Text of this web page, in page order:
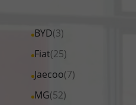
BYD(3)
Alle
Fahrzeuge
BYD
anzeigen
Fiat(25)
Alle
Fahrzeuge
Fiat
Jaecoo(7)
Alle
Fahrzeuge
MG(52)
Alle